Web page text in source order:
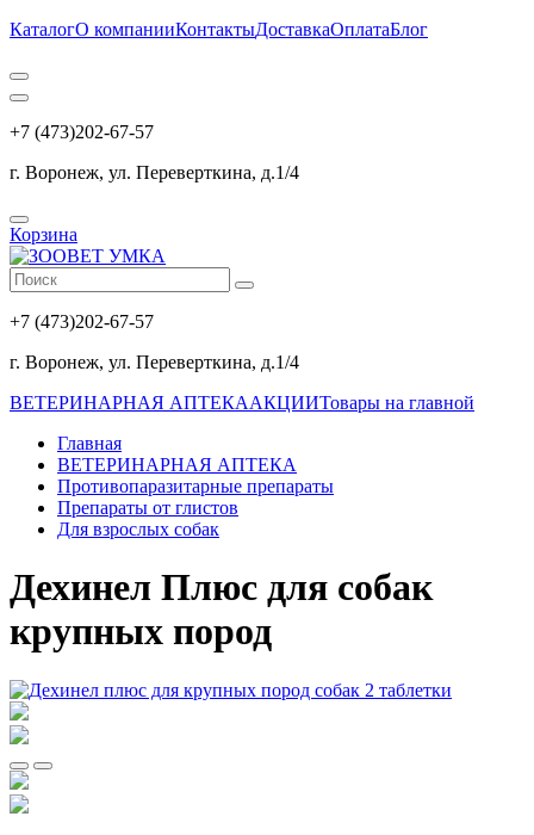
КаталогО компанииКонтактыДоставкаОплатаБлог
+7 (473)202-67-57
г. Воронеж, ул. Переверткина, д.1/4
Корзина
+7 (473)202-67-57
г. Воронеж, ул. Переверткина, д.1/4
ВЕТЕРИНАРНАЯ АПТЕКААКЦИИТовары на главной
Главная
ВЕТЕРИНАРНАЯ АПТЕКА
Противопаразитарные препараты
Препараты от глистов
Для взрослых собак
Дехинел Плюс для собак
крупных пород